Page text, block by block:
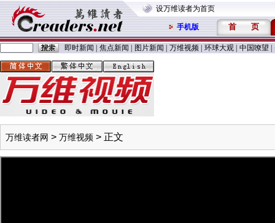
设万维读者为首页
手机版 首 页
即时新闻 焦点新闻 图片新闻 万维视频 环球大观 中国嘹望
万维读者网 > 万维视频 > 正文